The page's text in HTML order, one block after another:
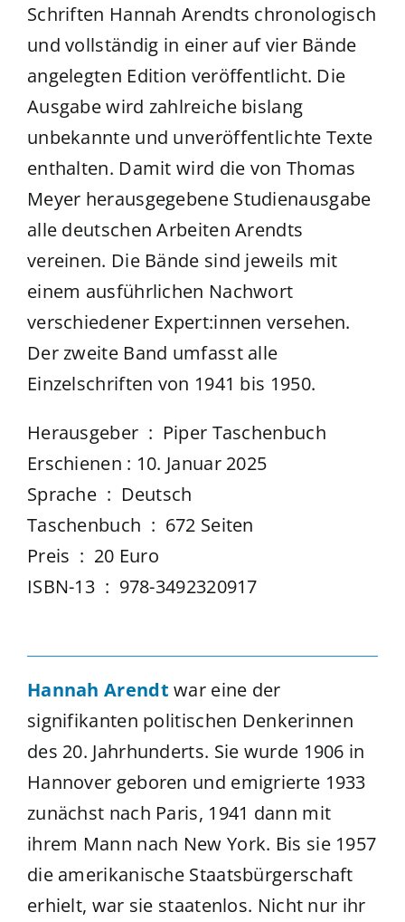
Schriften Hannah Arendts chronologisch
und vollständig in einer auf vier Bände
angelegten Edition veröffentlicht. Die
Ausgabe wird zahlreiche bislang
unbekannte und unveröffentlichte Texte
enthalten. Damit wird die von Thomas
Meyer herausgegebene Studienausgabe
alle deutschen Arbeiten Arendts
vereinen. Die Bände sind jeweils mit
einem ausführlichen Nachwort
verschiedener Expert:innen versehen.
Der zweite Band umfasst alle
Einzelschriften von 1941 bis 1950.
Herausgeber ‏ : ‎ Piper Taschenbuch
Erschienen : 10. Januar 2025
Sprache ‏ : ‎ Deutsch
Taschenbuch ‏ : ‎ 672 Seiten
Preis ‏ : ‎ 20 Euro
ISBN-13 ‏ : ‎ 978-3492320917
Hannah Arendt war eine der
signifikanten politischen Denkerinnen
des 20. Jahrhunderts. Sie wurde 1906 in
Hannover geboren und emigrierte 1933
zunächst nach Paris, 1941 dann mit
ihrem Mann nach New York. Bis sie 1957
die amerikanische Staatsbürgerschaft
erhielt, war sie staatenlos. Nicht nur ihr